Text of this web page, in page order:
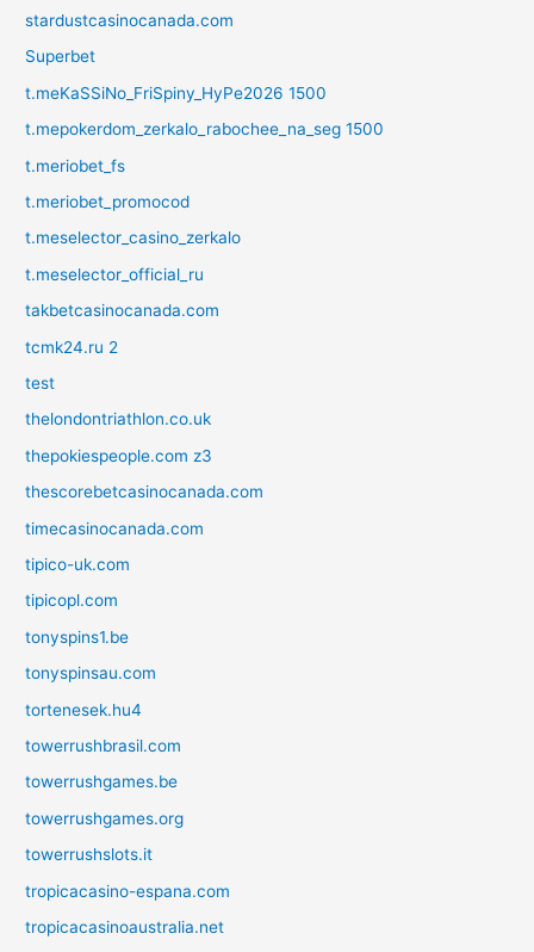
stardustcasinocanada.com
Superbet
t.meKaSSiNo_FriSpiny_HyPe2026 1500
t.mepokerdom_zerkalo_rabochee_na_seg 1500
t.meriobet_fs
t.meriobet_promocod
t.meselector_casino_zerkalo
t.meselector_official_ru
takbetcasinocanada.com
tcmk24.ru 2
test
thelondontriathlon.co.uk
thepokiespeople.com z3
thescorebetcasinocanada.com
timecasinocanada.com
tipico-uk.com
tipicopl.com
tonyspins1.be
tonyspinsau.com
tortenesek.hu4
towerrushbrasil.com
towerrushgames.be
towerrushgames.org
towerrushslots.it
tropicacasino-espana.com
tropicacasinoaustralia.net